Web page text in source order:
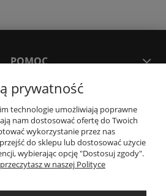
POMOC
KONTO
I DOSTAWA
prywatność
technologie umożliwiają poprawne
nam dostosować ofertę do Twoich
wykorzystanie przez nas
do sklepu lub dostosować użycie
wybierając opcję "Dostosuj zgody".
w naszej Polityce